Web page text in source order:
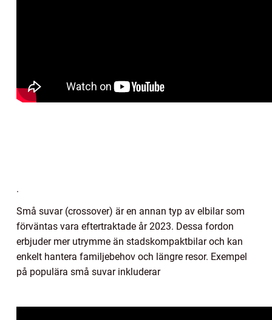
.
Små suvar (crossover) är en annan typ av elbilar som
förväntas vara eftertraktade år 2023. Dessa fordon
erbjuder mer utrymme än stadskompaktbilar och kan
enkelt hantera familjebehov och längre resor. Exempel
på populära små suvar inkluderar